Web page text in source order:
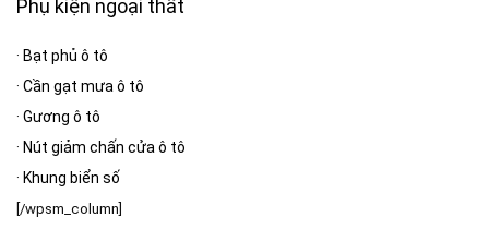
Phụ kiện ngoại thất
· Bạt phủ ô tô
· Cần gạt mưa ô tô
· Gương ô tô
· Nút giảm chấn cửa ô tô
· Khung biển số
[/wpsm_column]